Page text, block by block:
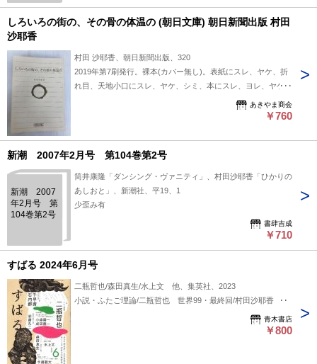
「タダイマ
ノトビラ」
他 第108巻
第8号
しろいろの街の、その骨の体温の (朝日文庫) 朝日新聞出版 村田
沙耶香
村田 沙耶香、朝日新聞出版、320
2019年第7刷発行。裸本(カバー無し)。表紙にスレ、ヤケ、折
れ目、天地小口にスレ、ヤケ、シミ、本にスレ、ヨレ、ヤケ、
があります。本を読むことに支障はございません。※注意事項
※■毎商品チェック後出品しておりますが、中古品ということ
下さい。■付録等の付属品がある商品の場合、記載されていな
い物は『付属なし』とご理解下さい。■併売販売をしているた
あきやま商会
￥760
新潮 2007年2月号 第104巻第2号
新潮 2007
年2月号 第
104巻第2号
筒井康隆「ダンシング・ヴァニティ」、村田沙耶香「ひかりの
あしおと」、新潮社、平19、1
少歪み有
書肆吉成
￥710
すばる 2024年6月号
二瓶哲也/森田真生/水上文 他、集英社、2023
小説・ふたご理論/二瓶哲也 世界99・最終回/村田沙耶香 他
青木書店
￥800